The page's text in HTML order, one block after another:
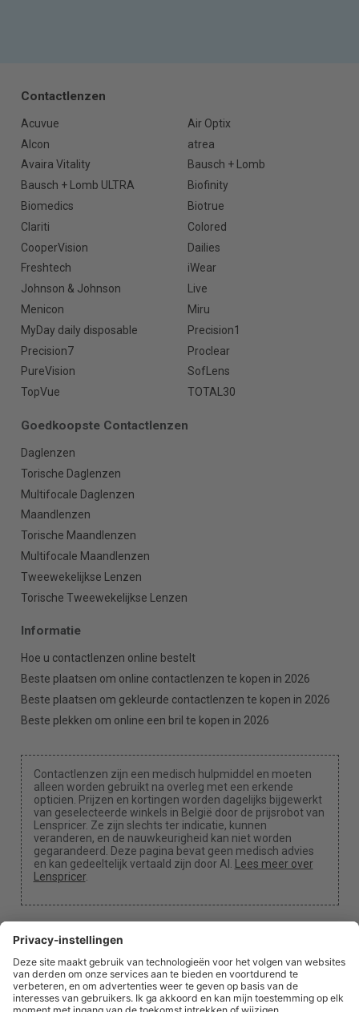
Contactlenzen
Acuvue
Air Optix
Alcon
atrea
Avaira Vitality
Bausch + Lomb
Bausch + Lomb ULTRA
Biofinity
Biomedics
Biotrue
Clariti
Colored
CooperVision
Dailies
Freshtech
iWear
Johnson & Johnson
Live
Menicon
Miru
MyDay daily disposable
Precision1
Precision7
Proclear
PureVision
SofLens
TopVue
TOTAL30
Goedkoopste Contactlenzen
Daglenzen
Torische Daglenzen
Multifocale Daglenzen
Maandlenzen
Torische Maandlenzen
Multifocale Maandlenzen
Tweewekelijkse Lenzen
Torische Tweewekelijkse Lenzen
Informatie
Hoe u contactlenzen online bestelt
Beste plaatsen om online contactlenzen te kopen in 2026
Beste plaatsen om gekleurde contactlenzen te kopen in 2026
Beste plekken om online een bril te kopen in 2026
Contactlenzen zijn een medisch hulpmiddel en moeten
alleen worden gebruikt na overleg met een erkende
opticien. Prijzen en kortingen worden dagelijks bijgewerkt
van geselecteerde winkels in België door de prijsrobot van
Lenspricer. Ze zijn slechts ter indicatie, kunnen
veranderen, en de nauwkeurigheid kan niet worden
gegarandeerd. Deze pagina bevat geen medisch advies
en kan gedeeltelijk vertaald zijn door AI. Lees meer over
Lenspricer.
Cookie-instellingen